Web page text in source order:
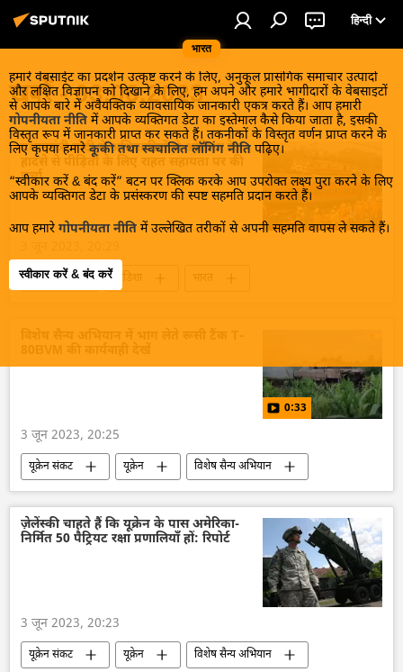
भारत
हिन्दी
हमारे वेबसाईट का प्रदर्शन उत्कृष्ट करने के लिए, अनुकूल प्रासंगिक समाचार उत्पादों
और लक्षित विज्ञापन को दिखाने के लिए, हम अपने और हमारे भागीदारों के वेबसाइटों
से आपके बारे में अवैयक्तिक व्यावसायिक जानकारी एकत्र करते हैं। आप हमारी
गोपनीयता नीति में आपके व्यक्तिगत डेटा का इस्तेमाल कैसे किया जाता है, इसकी
विस्तृत रूप में जानकारी प्राप्त कर सकते हैं। तकनीकों के विस्तृत वर्णन प्राप्त करने के
लिए कृपया हमारे कूकी तथा स्वचालित लॉगिंग नीति पढ़िए।
“स्वीकार करें & बंद करें” बटन पर क्लिक करके आप उपरोक्त लक्ष्य पुरा करने के लिए
आपके व्यक्तिगत डेटा के प्रसंस्करण की स्पष्ट सहमति प्रदान करते हैं।
आप हमारे गोपनीयता नीति में उल्लेखित तरीकों से अपनी सहमति वापस ले सकते हैं।
स्वीकार करें & बंद करें
खबरें - 03.06.2023
प्रधानमंत्री मोदी ने अधिकारियों से ओडिशा रेल
हादसे से पीड़ितों के लिए राहत सहायता पर की
चर्चा
राजनीति ओडिशा
भारत
0:33
3 जून 2023, 20:25
यूक्रेन संकट यूक्रेन
विशेष सैन्य अभियान
रूस
रूसी सेना
रूसी टैंक
हथियारों की आपूर्ति
व्लादिमीर पुतिन
ज़ेलेंस्की चाहते हैं कि यूक्रेन के पास अमेरिका-
निर्मित 50 पैट्रियट रक्षा प्रणालियाँ हों: रिपोर्ट
3 जून 2023, 20:23
यूक्रेन संकट यूक्रेन
विशेष सैन्य अभियान